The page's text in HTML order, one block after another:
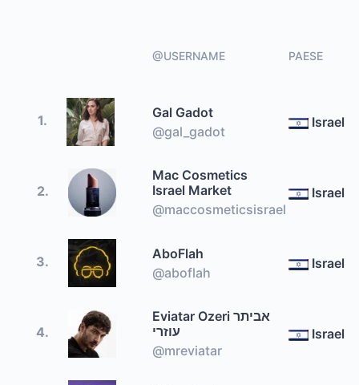
@USERNAME PAESE
1.
Gal Gadot
@gal_gadot
Israel
2.
Mac Cosmetics
Israel Market
@maccosmeticsisrael
Israel
3.
AboFlah
@aboflah
Israel
4.
Eviatar Ozeri אביתר
עוזרי
@mreviatar
Israel